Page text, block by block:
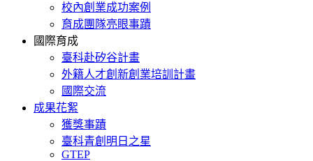
校內創業成功案例
育成團隊亮眼事蹟
國際育成
臺科赴矽谷計畫
外籍人才創新創業培訓計畫
國際交流
成果花絮
獲獎事蹟
臺科青創明日之星
GTEP